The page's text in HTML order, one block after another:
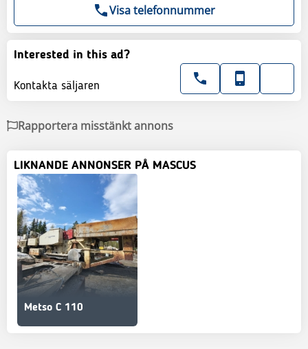
Visa telefonnummer
Interested in this ad?
Kontakta säljaren
Rapportera misstänkt annons
LIKNANDE ANNONSER PÅ MASCUS
Metso C 110